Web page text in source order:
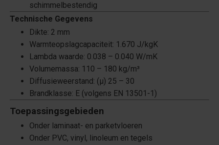
schimmelbestendig
Technische Gegevens
Dikte: 2 mm
Warmteopslagcapaciteit: 1.670 J/kgK
Lambda waarde: 0.038 – 0.040 W/mK
Volumemassa: 110 – 180 kg/m³
Diffusieweerstand: (μ) 25 – 30
Brandklasse: E (volgens EN 13501-1)
Toepassingsgebieden
Onder laminaat- en parketvloeren
Onder PVC, vinyl, linoleum en tegels